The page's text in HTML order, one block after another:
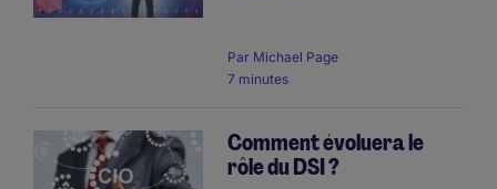
Par Michael Page
7 minutes
Comment évoluera le
rôle du DSI ?